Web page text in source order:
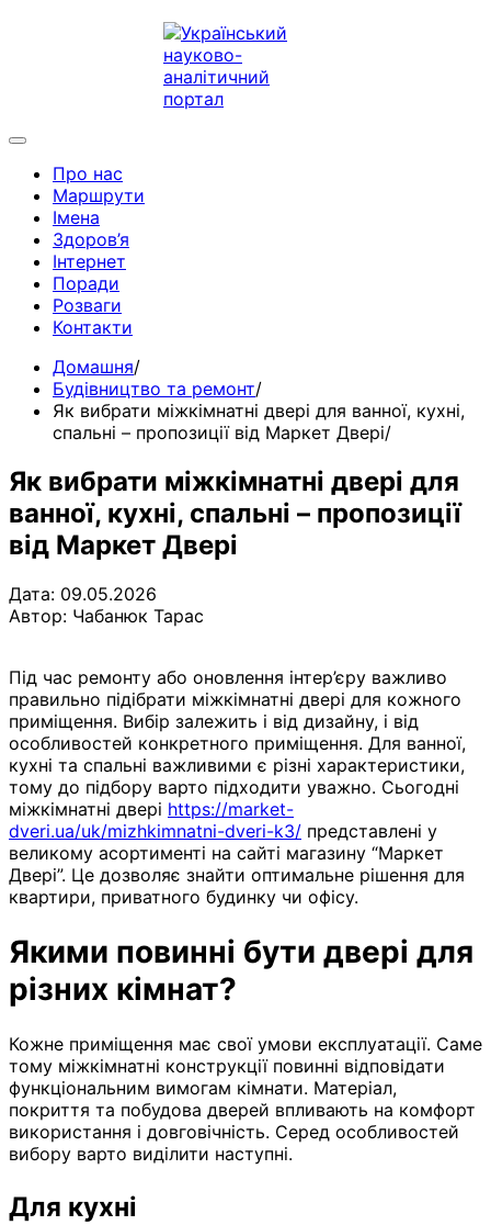
Про нас
Маршрути
Імена
Здоров’я
Інтернет
Поради
Розваги
Контакти
Домашня
Будівництво та ремонт
Як вибрати міжкімнатні двері для ванної, кухні,
спальні – пропозиції від Маркет Двері
Як вибрати міжкімнатні двері для
ванної, кухні, спальні – пропозиції
від Маркет Двері
Дата: 09.05.2026
Автор: Чабанюк Тарас
Під час ремонту або оновлення інтер’єру важливо
правильно підібрати міжкімнатні двері для кожного
приміщення. Вибір залежить і від дизайну, і від
особливостей конкретного приміщення. Для ванної,
кухні та спальні важливими є різні характеристики,
тому до підбору варто підходити уважно. Сьогодні
міжкімнатні двері https://market-
dveri.ua/uk/mizhkimnatni-dveri-k3/ представлені у
великому асортименті на сайті магазину “Маркет
Двері”. Це дозволяє знайти оптимальне рішення для
квартири, приватного будинку чи офісу.
Якими повинні бути двері для
різних кімнат?
Кожне приміщення має свої умови експлуатації. Саме
тому міжкімнатні конструкції повинні відповідати
функціональним вимогам кімнати. Матеріал,
покриття та побудова дверей впливають на комфорт
використання і довговічність. Серед особливостей
вибору варто виділити наступні.
Для кухні